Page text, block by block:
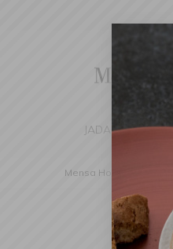
JADALNIA
Mensa Home